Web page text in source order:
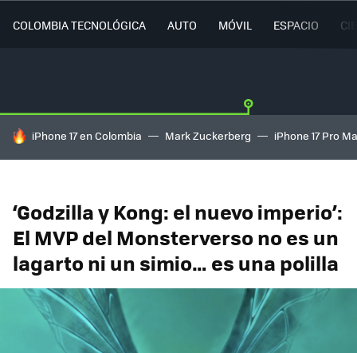
COLOMBIA TECNOLÓGICA AUTO MÓVIL ESPACIO
HOY SE HABLA DE
iPhone 17 en Colombia Mark Zuckerberg iPhone 17 Pro
‘Godzilla y Kong: el nuevo imperio’:
El MVP del Monsterverso no es un
lagarto ni un simio… es una polilla